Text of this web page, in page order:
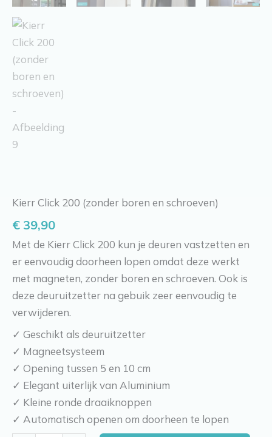
Kierr Click 200 (zonder boren en schroeven)
€ 39,90
Met de Kierr Click 200 kun je deuren vastzetten en
er eenvoudig doorheen lopen omdat deze werkt
met magneten, zonder boren en schroeven. Ook is
deze deuruitzetter na gebuik zeer eenvoudig te
verwijderen.
✓ Geschikt als deuruitzetter
✓ Magneetsysteem
✓ Opening tussen 5 en 10 cm
✓ Elegant uiterlijk van Aluminium
✓ Kleine ronde draaiknoppen
✓ Automatisch openen om doorheen te lopen